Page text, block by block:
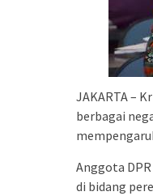
JAKARTA –
berbagai
Anggota
di bidang